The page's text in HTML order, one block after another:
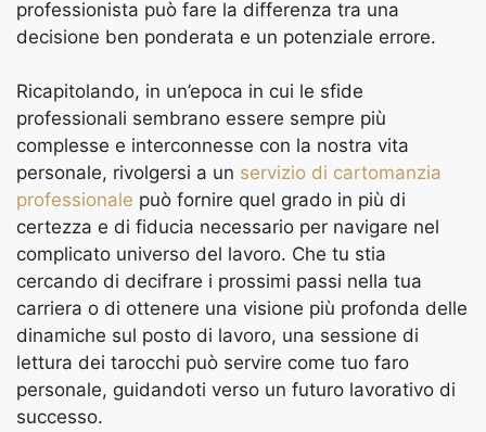
professionista può fare la differenza tra una
decisione ben ponderata e un potenziale errore.
Ricapitolando, in un’epoca in cui le sfide
professionali sembrano essere sempre più
complesse e interconnesse con la nostra vita
personale, rivolgersi a un servizio di cartomanzia
professionale può fornire quel grado in più di
certezza e di fiducia necessario per navigare nel
complicato universo del lavoro. Che tu stia
cercando di decifrare i prossimi passi nella tua
carriera o di ottenere una visione più profonda delle
dinamiche sul posto di lavoro, una sessione di
lettura dei tarocchi può servire come tuo faro
personale, guidandoti verso un futuro lavorativo di
successo.